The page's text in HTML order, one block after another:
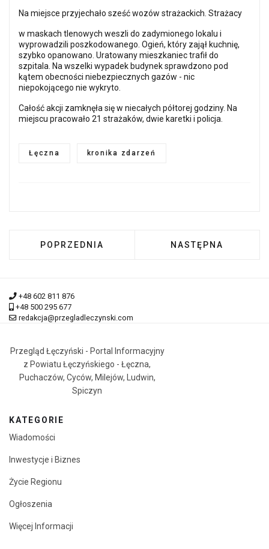
Na miejsce przyjechało sześć wozów strażackich. Strażacy
w maskach tlenowych weszli do zadymionego lokalu i
wyprowadzili poszkodowanego. Ogień, który zajął kuchnię,
szybko opanowano. Uratowany mieszkaniec trafił do
szpitala. Na wszelki wypadek budynek sprawdzono pod
kątem obecności niebezpiecznych gazów - nic
niepokojącego nie wykryto.
Całość akcji zamknęła się w niecałych półtorej godziny. Na
miejscu pracowało 21 strażaków, dwie karetki i policja.
Łęczna kronika zdarzeń
POPRZEDNIA STRONA: KARAMBOL W
POPRZEDNIA NASTĘPNA
NASTĘPNA
+48 602 811 876
+48 500 295 677
redakcja@przegladleczynski.com
Przegląd Łęczyński - Portal Informacyjny
z Powiatu Łęczyńskiego - Łęczna,
Puchaczów, Cyców, Milejów, Ludwin,
Spiczyn
KATEGORIE
Wiadomości
Inwestycje i Biznes
Życie Regionu
Ogłoszenia
Więcej Informacji